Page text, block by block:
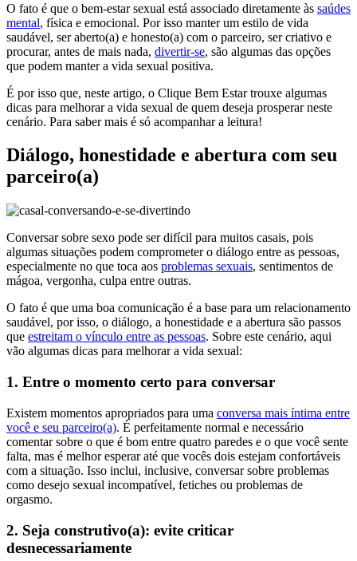
O fato é que o bem-estar sexual está associado diretamente às saúdes
mental, física e emocional. Por isso manter um estilo de vida
saudável, ser aberto(a) e honesto(a) com o parceiro, ser criativo e
procurar, antes de mais nada, divertir-se, são algumas das opções
que podem manter a vida sexual positiva.
É por isso que, neste artigo, o Clique Bem Estar trouxe algumas
dicas para melhorar a vida sexual de quem deseja prosperar neste
cenário. Para saber mais é só acompanhar a leitura!
Diálogo, honestidade e abertura com seu
parceiro(a)
Conversar sobre sexo pode ser difícil para muitos casais, pois
algumas situações podem comprometer o diálogo entre as pessoas,
especialmente no que toca aos problemas sexuais, sentimentos de
mágoa, vergonha, culpa entre outras.
O fato é que uma boa comunicação é a base para um relacionamento
saudável, por isso, o diálogo, a honestidade e a abertura são passos
que estreitam o vínculo entre as pessoas. Sobre este cenário, aqui
vão algumas dicas para melhorar a vida sexual:
1. Entre o momento certo para conversar
Existem momentos apropriados para uma conversa mais íntima entre
você e seu parceiro(a). É perfeitamente normal e necessário
comentar sobre o que é bom entre quatro paredes e o que você sente
falta, mas é melhor esperar até que vocês dois estejam confortáveis
com a situação. Isso inclui, inclusive, conversar sobre problemas
como desejo sexual incompatível, fetiches ou problemas de
orgasmo.
2. Seja construtivo(a): evite criticar
desnecessariamente